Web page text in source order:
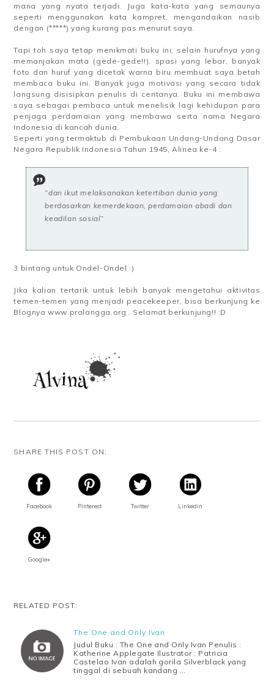
mana yang nyata terjadi. Juga kata-kata yang semaunya
seperti menggunakan kata kampret, mengandaikan nasib
dengan (*****) yang kurang pas menurut saya.
Tapi toh saya tetap menikmati buku ini, selain hurufnya yang
memanjakan mata (gede-gede!!), spasi yang lebar, banyak
foto dan huruf yang dicetak warna biru membuat saya betah
membaca buku ini. Banyak juga motivasi yang secara tidak
langsung disisipkan penulis di ceritanya. Buku ini membawa
saya sebagai pembaca untuk menelisik lagi kehidupan para
penjaga perdamaian yang membawa serta nama Negara
Indonesia di kancah dunia.
Seperti yang termaktub di Pembukaan Undang-Undang Dasar
Negara Republik Indonesia Tahun 1945, Alinea ke-4 :
“dan ikut melaksanakan ketertiban dunia yang
berdasarkan kemerdekaan, perdamaian abadi dan
keadilan sosial”
3 bintang untuk Ondel-Ondel :)
Jika kalian tertarik untuk lebih banyak mengetahui aktivitas
temen-temen yang menjadi peacekeeper, bisa berkunjung ke
Blognya www.pralangga.org . Selamat berkunjung!! :D
SHARE THIS POST ON:
Facebook Pinterest Twitter Linkedin
Google+
RELATED POST:
The One and Only Ivan
Judul Buku : The One and Only Ivan Penulis :
Katherine Applegate Ilustrator : Patricia
Castelao Ivan adalah gorila Silverblack yang
tinggal di sebuah kandang …